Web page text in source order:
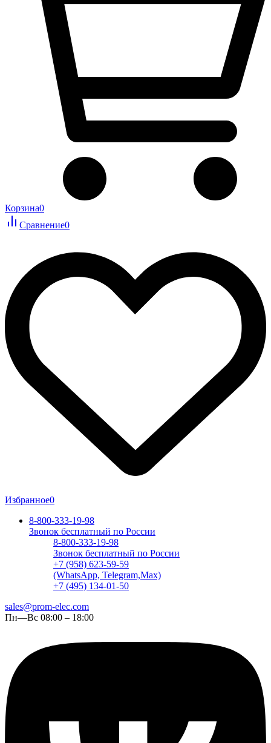
Корзина0
Сравнение0
Избранное0
8-800-333-19-98
Звонок бесплатный по России
8-800-333-19-98
Звонок бесплатный по России
+7 (958) 623-59-59
(WhatsApp, Telegram,Max)
+7 (495) 134-01-50
sales@prom-elec.com
Пн—Вс 08:00 – 18:00